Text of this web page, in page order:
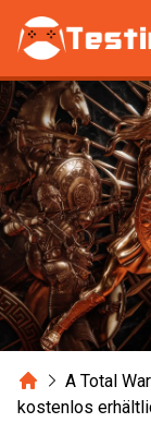
Zum Hauptinhalt
HomeA Total
kostenlos